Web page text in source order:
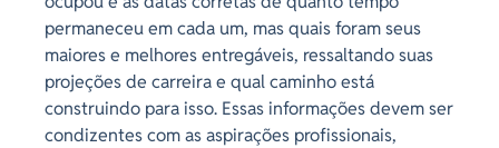
permaneceu em cada um, mas quais foram seus
maiores e melhores entregáveis, ressaltando suas
projeções de carreira e qual caminho está
construindo para isso. Essas informações devem ser
condizentes com as aspirações profissionais,